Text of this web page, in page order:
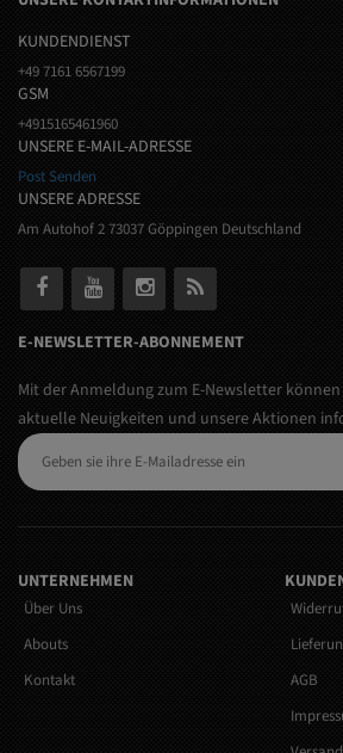
KUNDENDIENST
+49 7161 6567199
GSM
+4915165461960
UNSERE E-MAIL-ADRESSE
Post Senden
UNSERE ADRESSE
Am Autohof 2 73037 Göppingen Deutschland
E-NEWSLETTER-ABONNEMENT
Mit der Anmeldung zum E-Newsletter
aktuelle Neuigkeiten und unsere Aktionen
UNTERNEHMEN
Über Uns
Abouts
Kontakt
AGB